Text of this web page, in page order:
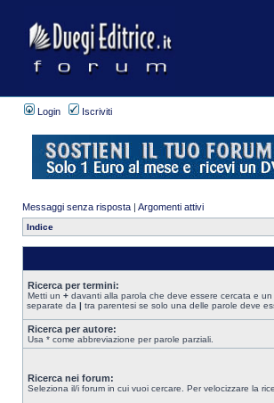
Login Iscriviti
Messaggi senza risposta | Argomenti attivi
Indice
Ricerca per termini:
Metti un + davanti alla parola che deve essere cercata e un
separate da | tra parentesi se solo una delle parole deve
Ricerca per autore:
Usa * come abbreviazione per parole parziali.
Ricerca nei forum:
Seleziona il/i forum in cui vuoi cercare. Per velocizzare la